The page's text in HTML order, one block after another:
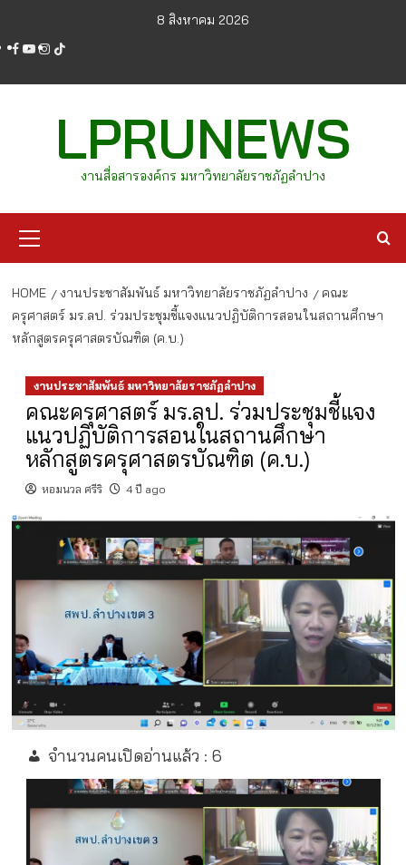
content
8 สิงหาคม 2026
facebook
youtube
instagram
tiktok
LPRUNEWS
งานสื่อสารองค์กร มหาวิทยาลัยราชภัฏลำปาง
Menu
HOME งานประชาสัมพันธ์ มหาวิทยาลัยราชภัฏลำปาง
คณะ
ครุศาสตร์ มร.ลป. ร่วมประชุมชี้แจงแนวปฏิบัติการสอนในสถานศึกษา
หลักสูตรครุศาสตรบัณฑิต (ค.บ.)
งานประชาสัมพันธ์ มหาวิทยาลัยราชภัฏลำปาง
คณะครุศาสตร์ มร.ลป. ร่วมประชุมชี้แจง
แนวปฏิบัติการสอนในสถานศึกษา
หลักสูตรครุศาสตรบัณฑิต (ค.บ.)
หอมนวล ศรีริ 4 ปี ago
จำนวนคนเปิดอ่านแล้ว : 6